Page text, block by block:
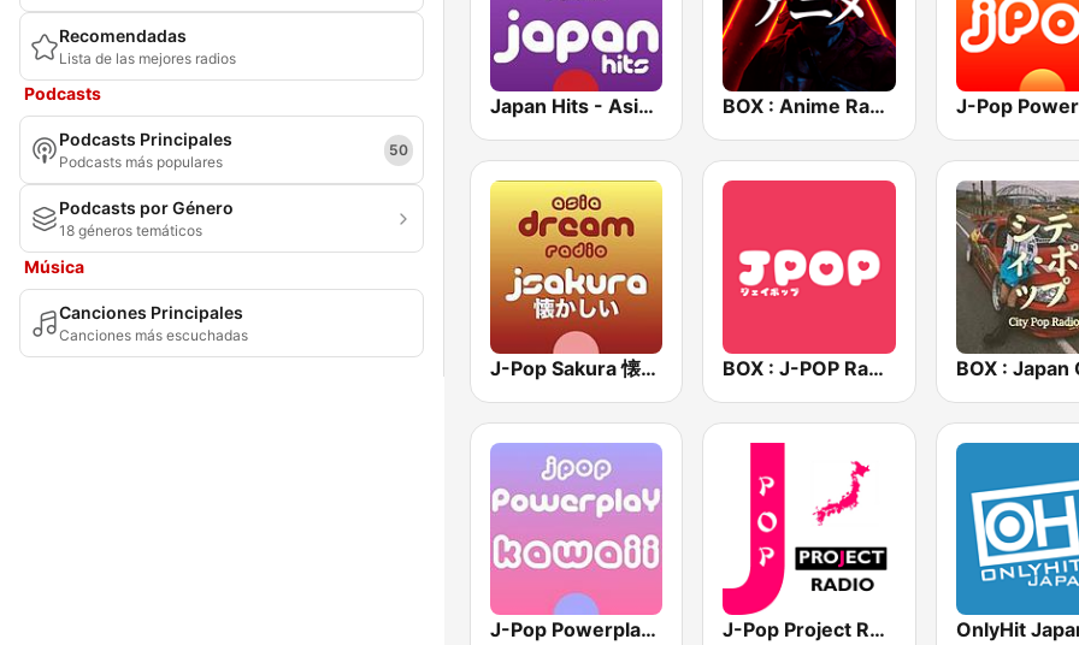
Recomendadas
Lista de las mejores radios
Podcasts
Podcasts Principales
Podcasts más populares
50
Podcasts por Género
18 géneros temáticos
Música
Canciones Principales
Canciones más escuchadas
Japan Hits - Asia DREAM Radio BOX : Anime Radio -アニメラジオ J-Pop
J-Pop Sakura 懐かしい BOX : J-POP Radio - ジェイポップ 無線
J-Pop Powerplay Kawaii J-Pop Project Radio OnlyHit